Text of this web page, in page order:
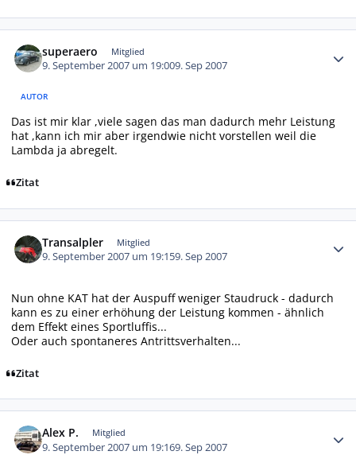
superaero Mitglied
9. September 2007 um 19:009. Sep 2007
AUTOR
Das ist mir klar ,viele sagen das man dadurch mehr Leistung
hat ,kann ich mir aber irgendwie nicht vorstellen weil die
Lambda ja abregelt.
Zitat
Transalpler Mitglied
9. September 2007 um 19:159. Sep 2007
Nun ohne KAT hat der Auspuff weniger Staudruck - dadurch
kann es zu einer erhöhung der Leistung kommen - ähnlich
dem Effekt eines Sportluffis...
Oder auch spontaneres Antrittsverhalten...
Zitat
Alex P. Mitglied
9. September 2007 um 19:169. Sep 2007